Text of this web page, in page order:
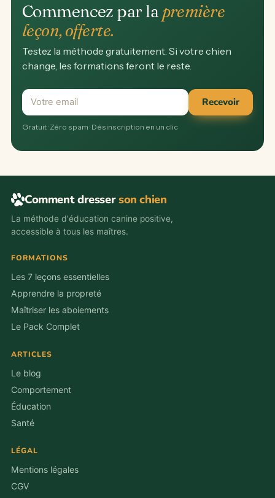
Commencez par la première
leçon, offerte.
Testez la méthode gratuitement. Si votre chien
change, les formations feront le reste.
Votre email Recevoir
Gratuit · Zéro spam · Désinscription en un clic
Comment dresserson chien
La méthode d'éducation canine positive,
accessible à tous les maîtres.
FORMATIONS
Les 7 leçons essentielles
Apprendre la propreté
Maîtriser les aboiements
Le Pack Complet
ARTICLES
Le blog
Comportement
Éducation
Santé
LÉGAL
Mentions légales
CGV